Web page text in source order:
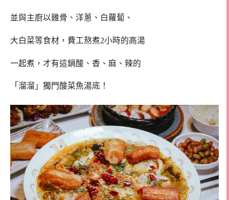
並與主廚以雞骨、洋蔥、白蘿蔔、
大白菜等食材，費工熬煮2小時的高湯
一起煮， 才有這鍋酸、 香、麻、辣的
「溜溜」獨門酸菜魚湯底！